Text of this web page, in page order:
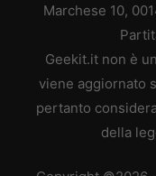
Marchese 10,
Geekit.it non è
viene aggiornato
pertanto
della